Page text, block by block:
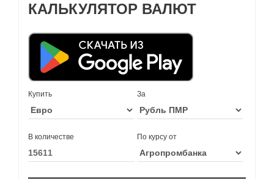
КАЛЬКУЛЯТОР ВАЛЮТ
Купить За
В количестве По курсу от